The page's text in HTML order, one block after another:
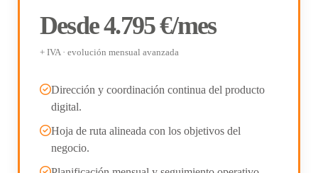
Desde 4.795 €/mes
+ IVA · evolución mensual avanzada
Dirección y coordinación continua del producto
digital.
Hoja de ruta alineada con los objetivos del
negocio.